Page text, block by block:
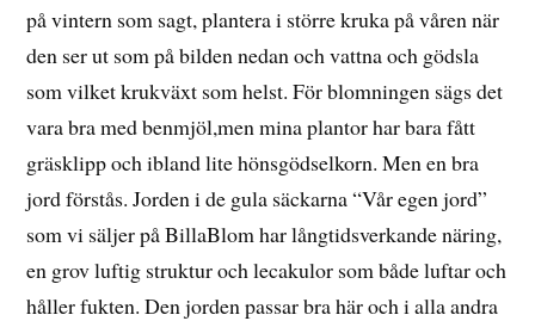
på vintern som sagt, plantera i större kruka på våren när
den ser ut som på bilden nedan och vattna och gödsla
som vilket krukväxt som helst. För blomningen sägs det
vara bra med benmjöl,men mina plantor har bara fått
gräsklipp och ibland lite hönsgödselkorn. Men en bra
jord förstås. Jorden i de gula säckarna “Vår egen jord”
som vi säljer på BillaBlom har långtidsverkande näring,
en grov luftig struktur och lecakulor som både luftar och
håller fukten. Den jorden passar bra här och i alla andra